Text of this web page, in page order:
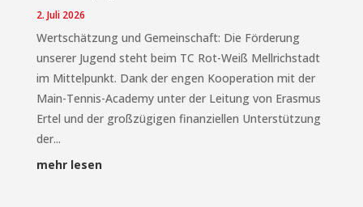
2. Juli 2026
Wertschätzung und Gemeinschaft: Die Förderung
unserer Jugend steht beim TC Rot-Weiß Mellrichstadt
im Mittelpunkt. Dank der engen Kooperation mit der
Main-Tennis-Academy unter der Leitung von Erasmus
Ertel und der großzügigen finanziellen Unterstützung
der...
mehr lesen